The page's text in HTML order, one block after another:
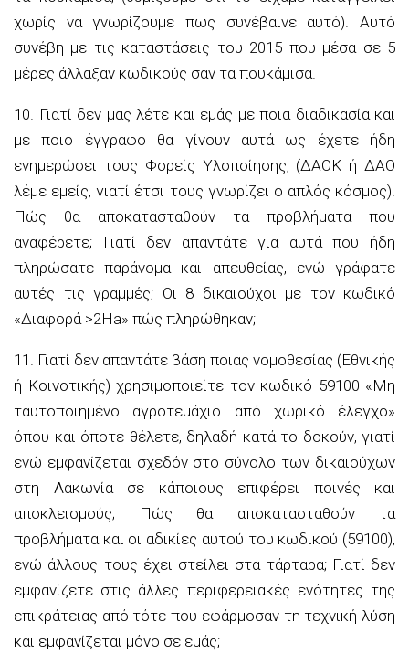
χωρίς να γνωρίζουμε πως συνέβαινε αυτό). Αυτό
συνέβη με τις καταστάσεις του 2015 που μέσα σε 5
μέρες άλλαξαν κωδικούς σαν τα πουκάμισα.
10. Γιατί δεν μας λέτε και εμάς με ποια διαδικασία και
με ποιο έγγραφο θα γίνουν αυτά ως έχετε ήδη
ενημερώσει τους Φορείς Υλοποίησης; (ΔΑΟΚ ή ΔΑΟ
λέμε εμείς, γιατί έτσι τους γνωρίζει ο απλός κόσμος).
Πώς θα αποκατασταθούν τα προβλήματα που
αναφέρετε; Γιατί δεν απαντάτε για αυτά που ήδη
πληρώσατε παράνομα και απευθείας, ενώ γράφατε
αυτές τις γραμμές; Οι 8 δικαιούχοι με τον κωδικό
«Διαφορά >2Ha» πώς πληρώθηκαν;
11. Γιατί δεν απαντάτε βάση ποιας νομοθεσίας (Εθνικής
ή Κοινοτικής) χρησιμοποιείτε τον κωδικό 59100 «Μη
ταυτοποιημένο αγροτεμάχιο από χωρικό έλεγχο»
όπου και όποτε θέλετε, δηλαδή κατά το δοκούν, γιατί
ενώ εμφανίζεται σχεδόν στο σύνολο των δικαιούχων
στη Λακωνία σε κάποιους επιφέρει ποινές και
αποκλεισμούς; Πώς θα αποκατασταθούν τα
προβλήματα και οι αδικίες αυτού του κωδικού (59100),
ενώ άλλους τους έχει στείλει στα τάρταρα; Γιατί δεν
εμφανίζετε στις άλλες περιφερειακές ενότητες της
επικράτειας από τότε που εφάρμοσαν τη τεχνική λύση
και εμφανίζεται μόνο σε εμάς;